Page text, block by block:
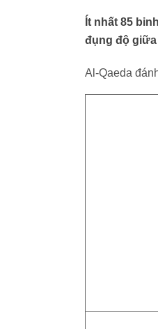
Ít nhất 85
đụng độ giữa
Al-Qaeda